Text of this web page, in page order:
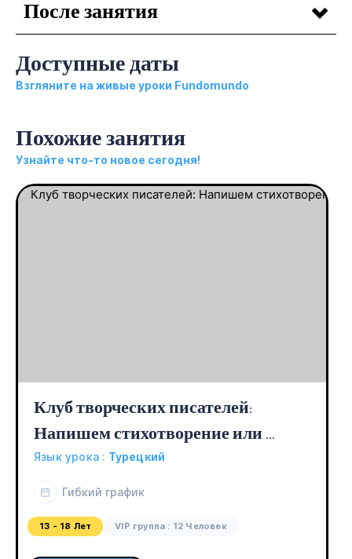
После занятия
Доступные даты
Взгляните на живые уроки Fundomundo
Похожие занятия
Узнайте что-то новое сегодня!
Клуб творческих писателей:
Напишем стихотворение или
рассказ?
Язык урока : Турецкий
Гибкий график
13 - 18 Лет VIP группа : 12 Человек